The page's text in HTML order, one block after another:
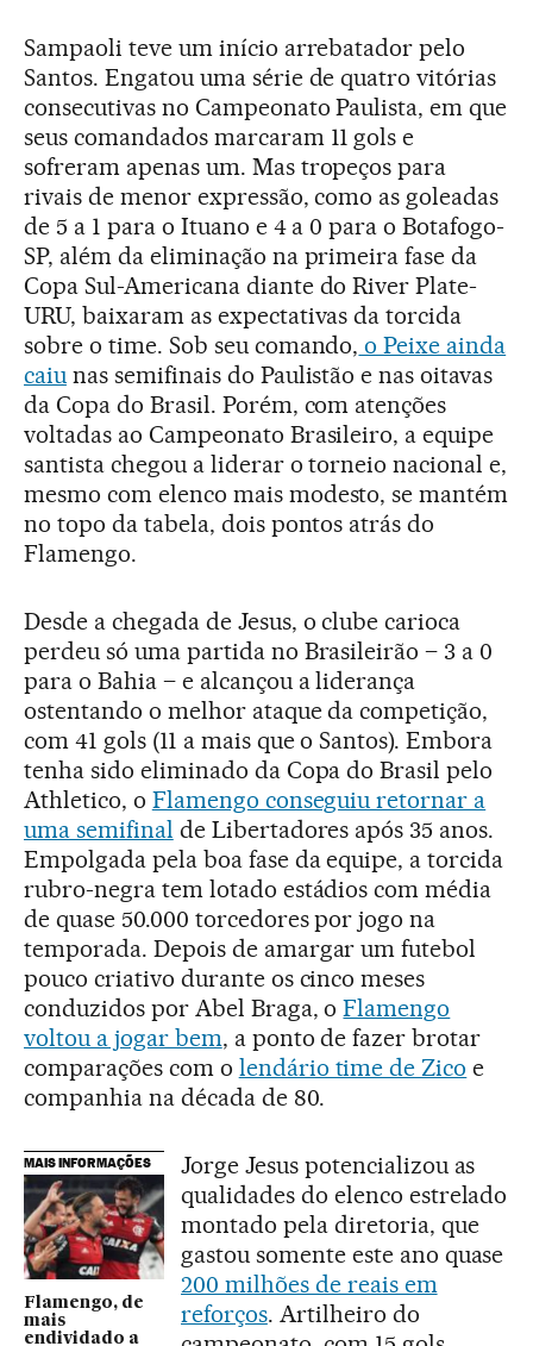
Sampaoli teve um início arrebatador pelo
Santos. Engatou uma série de quatro vitórias
consecutivas no Campeonato Paulista, em que
seus comandados marcaram 11 gols e
sofreram apenas um. Mas tropeços para
rivais de menor expressão, como as goleadas
de 5 a 1 para o Ituano e 4 a 0 para o Botafogo-
SP, além da eliminação na primeira fase da
Copa Sul-Americana diante do River Plate-
URU, baixaram as expectativas da torcida
sobre o time. Sob seu comando, o Peixe ainda
caiu nas semifinais do Paulistão e nas oitavas
da Copa do Brasil. Porém, com atenções
voltadas ao Campeonato Brasileiro, a equipe
santista chegou a liderar o torneio nacional e,
mesmo com elenco mais modesto, se mantém
no topo da tabela, dois pontos atrás do
Flamengo.
Desde a chegada de Jesus, o clube carioca
perdeu só uma partida no Brasileirão – 3 a 0
para o Bahia – e alcançou a liderança
ostentando o melhor ataque da competição,
com 41 gols (11 a mais que o Santos). Embora
tenha sido eliminado da Copa do Brasil pelo
Athletico, o Flamengo conseguiu retornar a
uma semifinal de Libertadores após 35 anos.
Empolgada pela boa fase da equipe, a torcida
rubro-negra tem lotado estádios com média
de quase 50.000 torcedores por jogo na
temporada. Depois de amargar um futebol
pouco criativo durante os cinco meses
conduzidos por Abel Braga, oFlamengo
voltou a jogar bem, a ponto de fazer brotar
comparações com o lendário time de Zico e
companhia na década de 80.
MAIS INFORMAÇÕES
Flamengo, de
mais
endividado a
Jorge Jesus potencializou as
qualidades do elenco estrelado
montado pela diretoria, que
gastou somente este ano quase
200 milhões de reais em
reforços. Artilheiro do